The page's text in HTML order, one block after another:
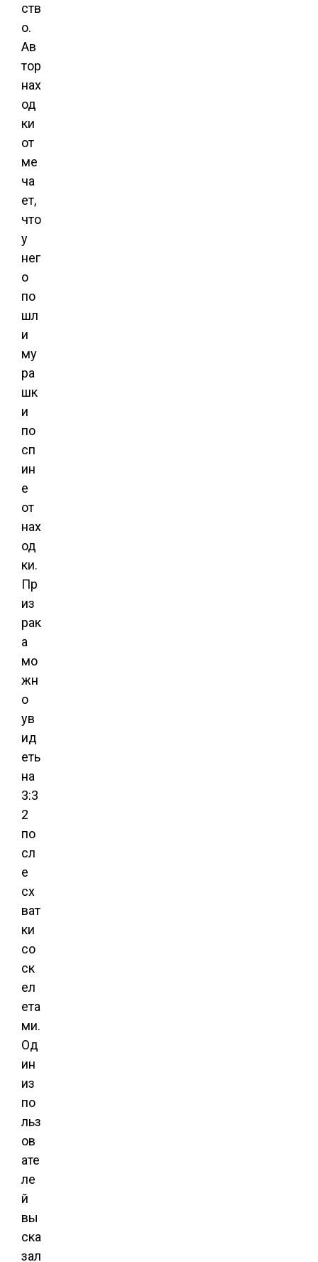
ств
о.
Ав
тор
нах
од
ки
от
ме
ча
ет,
что
у
нег
о
по
шл
и
му
ра
шк
и
по
сп
ин
е
от
нах
од
ки.
Пр
из
рак
а
мо
жн
о
ув
ид
еть
на
3:3
2
по
сл
е
сх
ват
ки
со
ск
ел
ета
ми.
Од
ин
из
по
льз
ов
ате
ле
й
вы
ска
зал